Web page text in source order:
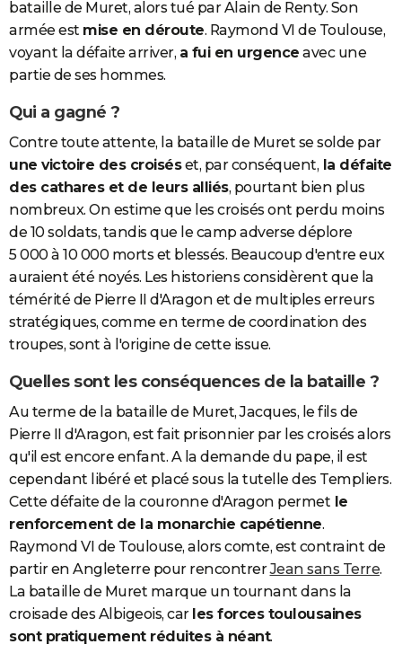
bataille de Muret, alors tué par Alain de Renty. Son
armée est mise en déroute. Raymond VI de Toulouse,
voyant la défaite arriver, a fui en urgence avec une
partie de ses hommes.
Qui a gagné ?
Contre toute attente, la bataille de Muret se solde par
une victoire des croiséset, par conséquent, la défaite
des cathares et de leurs alliés, pourtant bien plus
nombreux. On estime que les croisés ont perdu moins
de 10 soldats, tandis que le camp adverse déplore
5 000 à 10 000 morts et blessés. Beaucoup d'entre eux
auraient été noyés. Les historiens considèrent que la
témérité de Pierre II d'Aragon et de multiples erreurs
stratégiques, comme en terme de coordination des
troupes, sont à l'origine de cette issue.
Quelles sont les conséquences de la bataille ?
Au terme de la bataille de Muret, Jacques, le fils de
Pierre II d'Aragon, est fait prisonnier par les croisés alors
qu'il est encore enfant. A la demande du pape, il est
cependant libéré et placé sous la tutelle des Templiers.
Cette défaite de la couronne d'Aragon permet le
renforcement de la monarchie capétienne.
Raymond VI de Toulouse, alors comte, est contraint de
partir en Angleterre pour rencontrerJean sans Terre.
La bataille de Muret marque un tournant dans la
croisade des Albigeois, car les forces toulousaines
sont pratiquement réduites à néant.